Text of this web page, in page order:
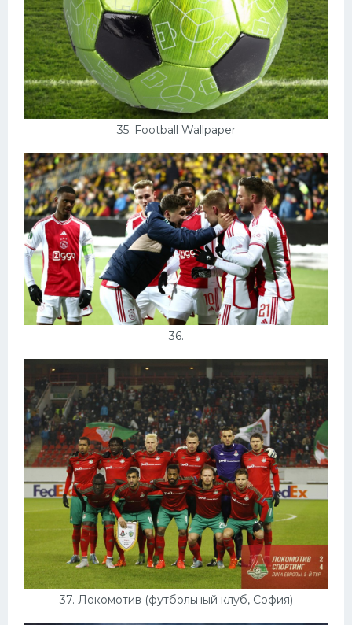
35. Football Wallpaper
36.
37. Локомотив (футбольный клуб, София)